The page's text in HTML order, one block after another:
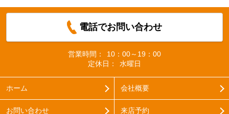
電話でお問い合わせ
営業時間：
10：00～19：00
定休日：
水曜日
ホーム 会社概要
お問い合わせ 来店予約